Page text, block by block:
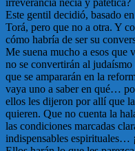
irreverancia necia y patética?
Este gentil decidió, basado
Torá, pero que no a otra. Y
cómo habría de ser su
Me suena mucho a esos que
no se convertirán al
que se ampararán en la
vaya uno a saber en qué…
ellos les dijeron por allí que
quieren. Que no cuenta la
las condiciones marcadas
indispensables espirituales…